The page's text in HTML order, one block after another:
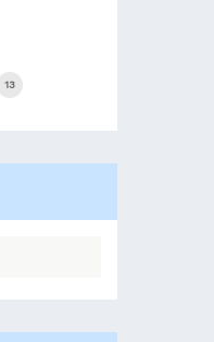
13